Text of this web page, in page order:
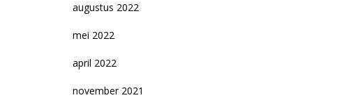
augustus 2022
mei 2022
april 2022
november 2021